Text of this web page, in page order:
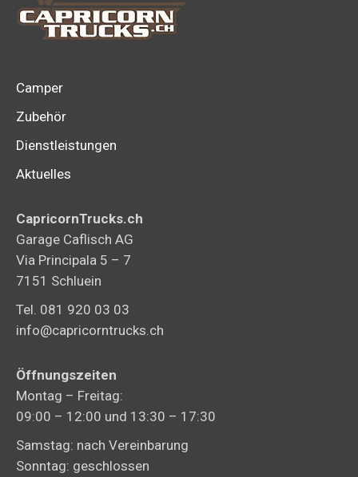
Camper
Zubehör
Dienstleistungen
Aktuelles
CapricornTrucks.ch
Garage Caflisch AG
Via Principala 5 – 7
7151 Schluein
Tel. 081 920 03 03
info@capricorntrucks.ch
Öffnungszeiten
Montag – Freitag:
09:00 – 12:00 und 13:30 – 17:30
Samstag: nach Vereinbarung
Sonntag: geschlossen